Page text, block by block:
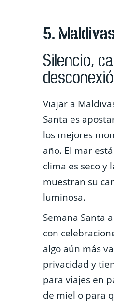
5.
Silencio,
Viajar a
Santa es
los mejores
año. El mar
clima es seco y
muestran su
luminosa.
Semana Santa
con
algo aún más
privacidad y
para viajes en
de miel o para